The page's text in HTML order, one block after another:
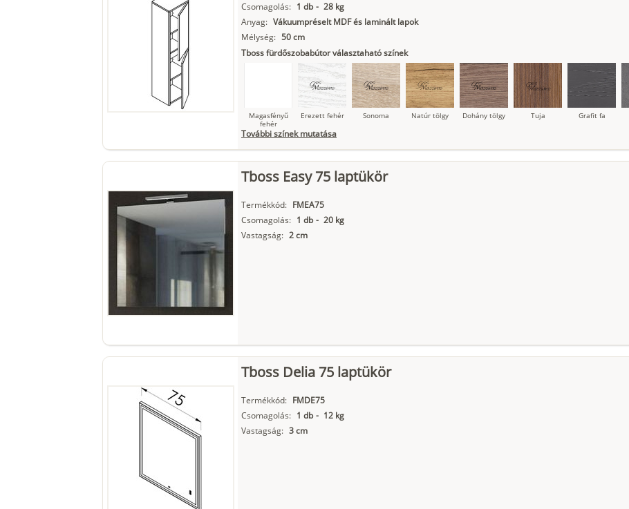
Matt fekete
Csomagolás: 1 db - 28 kg
Anyag: Vákuumpréselt MDF és laminált lapok
Mélység: 50 cm
Tboss fürdőszobabútor választaható színek
Magasfényű
fehér
Erezett fehér Sonoma Natúr tölgy Dohány tölgy Tuja Grafit fa
Szupermatt
Lágy krém Kasmír
További színek mutatása
Tboss Easy 75 laptükör
Termékkód: FMEA75
Csomagolás: 1 db - 20 kg
Vastagság: 2 cm
Tboss Delia 75 laptükör
Termékkód: FMDE75
Csomagolás: 1 db - 12 kg
Vastagság: 3 cm